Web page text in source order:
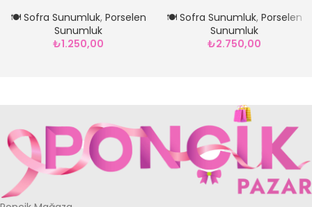
🍽️ Sofra Sunumluk, Porselen
Sunumluk
₺1.250,00
🍽️ Sofra Sunumluk, Porselen
Sunumluk
₺2.750,00